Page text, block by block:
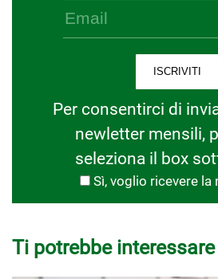
Per consentirci di
newletter mensili,
seleziona il box
Sì, voglio ricevere la
Ti potrebbe